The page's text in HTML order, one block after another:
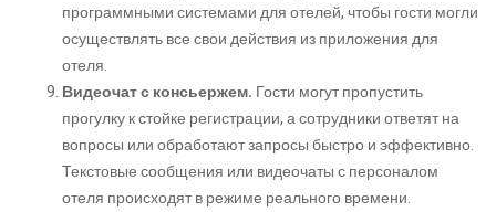
программными системами для отелей, чтобы гости могли
осуществлять все свои действия из приложения для
отеля.
Видеочат с консьержем. Гости могут пропустить
прогулку к стойке регистрации, а сотрудники ответят на
вопросы или обработают запросы быстро и эффективно.
Текстовые сообщения или видеочаты с персоналом
отеля происходят в режиме реального времени.